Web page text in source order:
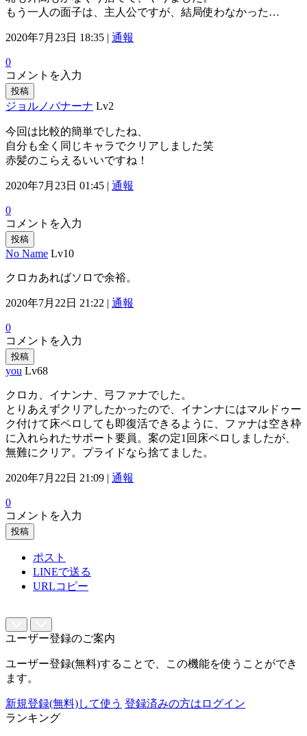
もう一人の面子は、主人公ですが、結局使わなかった…
2020年7月23日 18:35 | 通報
0
コメントを入力
投稿
ジョルノバナーナ Lv2
今回は比較的簡単でしたね、
自分も全く同じキャラでクリアしました笑
赤髪のこらえるいいですね！
2020年7月23日 01:45 | 通報
0
コメントを入力
投稿
No Name Lv10
クロカあればソロで余裕。
2020年7月22日 21:22 | 通報
0
コメントを入力
投稿
you Lv68
クロカ、イナンナ、弓ファナでした。
とりあえずクリアしたかったので、イナンナにはマルドゥー
ク付けて床ペロしても即復活できるように、ファナは空き枠
に入れられたサポート要員。案の定1回床ペロしましたが、
無難にクリア。プライドなら捨てました。
2020年7月22日 21:09 | 通報
0
コメントを入力
投稿
ポスト
LINEで送る
URLコピー
ユーザー登録のご案内
ユーザー登録(無料)することで、この機能を使うことができ
ます。
新規登録(無料)して使う 登録済みの方はログイン
ランキング